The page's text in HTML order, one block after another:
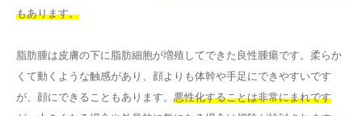
もあります。
脂肪腫は皮膚の下に脂肪細胞が増殖してできた良性腫瘍です。柔らか
くて動くような触感があり、顔よりも体幹や手足にできやすいです
が、顔にできることもあります。 悪性化することは非常にまれです